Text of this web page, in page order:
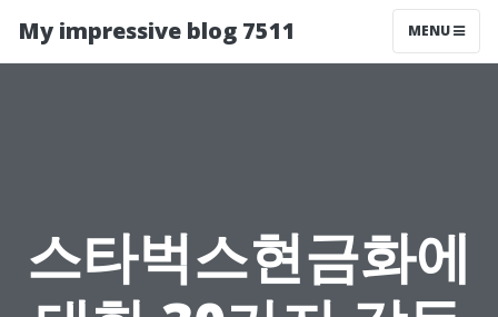
My impressive blog 7511 MENU
스타벅스현금화에